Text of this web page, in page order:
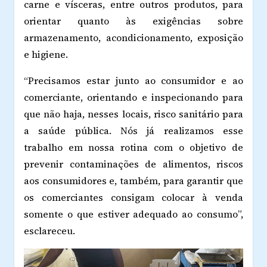
carne e vísceras, entre outros produtos, para
orientar quanto às exigências sobre
armazenamento, acondicionamento, exposição
e higiene.
“Precisamos estar junto ao consumidor e ao
comerciante, orientando e inspecionando para
que não haja, nesses locais, risco sanitário para
a saúde pública. Nós já realizamos esse
trabalho em nossa rotina com o objetivo de
prevenir contaminações de alimentos, riscos
aos consumidores e, também, para garantir que
os comerciantes consigam colocar à venda
somente o que estiver adequado ao consumo”,
esclareceu.